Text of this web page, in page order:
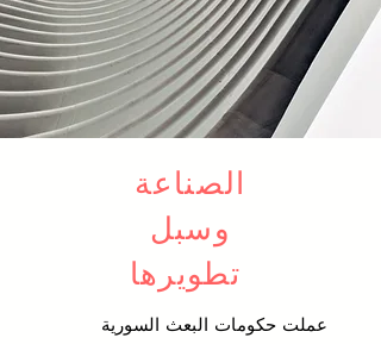
الصناعة
وسبل
عملت حكومات البعث السورية